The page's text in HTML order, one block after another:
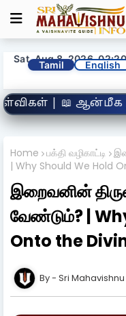
Sat, Aug 8, 2026,
Tamil English
| 🧒
Home பக்தி வழிகாட்டி
| Why Should We Hold
இறைவனின்
வேண்டும்? |
Onto the
Sri